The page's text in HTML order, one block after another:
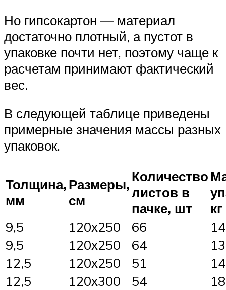
Но гипсокартон — материал
достаточно плотный, а пустот в
упаковке почти нет, поэтому чаще к
расчетам принимают фактический
вес.
В следующей таблице приведены
примерные значения массы разных
упаковок.
Толщина,
мм
Размеры,
см
Количество
листов в
пачке, шт
кг
9,5
120х250 66
9,5
120х250 64
12,5
120х250 51
12,5
120х300 54